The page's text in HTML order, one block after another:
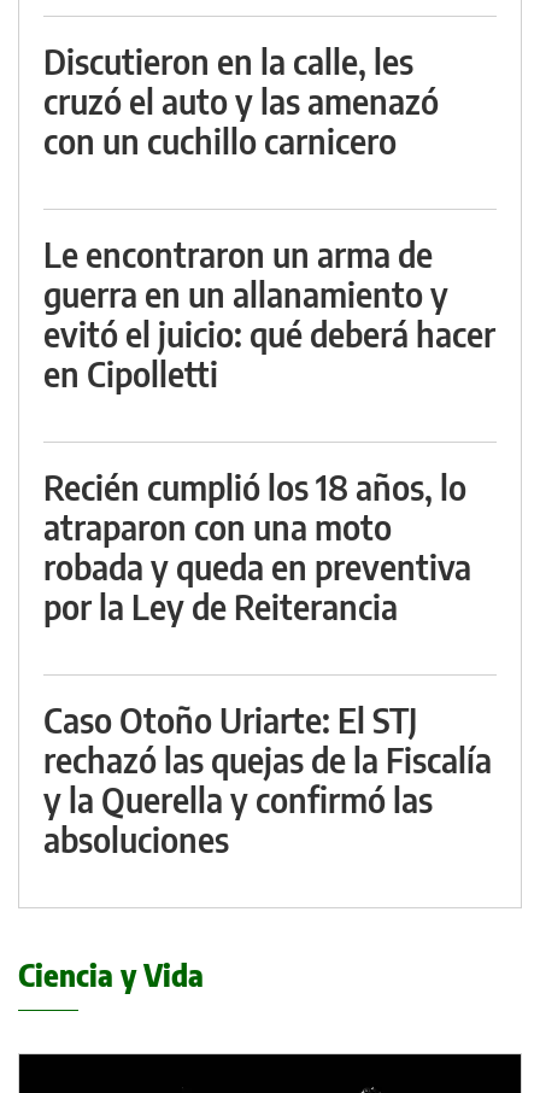
Discutieron en la calle, les
cruzó el auto y las amenazó
con un cuchillo carnicero
Le encontraron un arma de
guerra en un allanamiento y
evitó el juicio: qué deberá hacer
en Cipolletti
Recién cumplió los 18 años, lo
atraparon con una moto
robada y queda en preventiva
por la Ley de Reiterancia
Caso Otoño Uriarte: El STJ
rechazó las quejas de la Fiscalía
y la Querella y confirmó las
absoluciones
Ciencia y Vida